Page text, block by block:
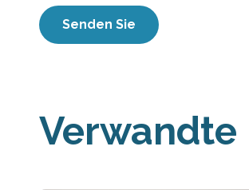
Verwandte